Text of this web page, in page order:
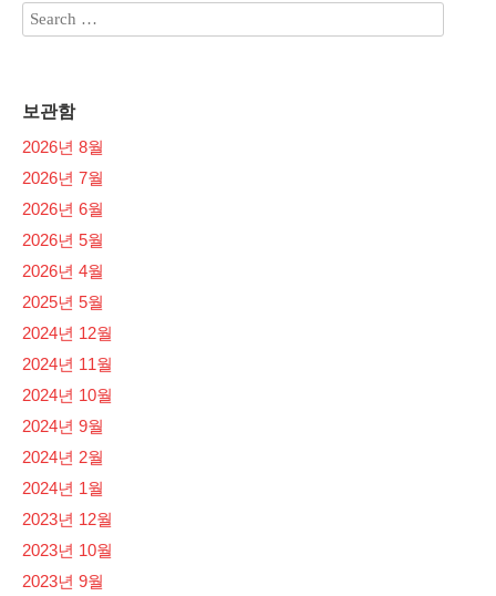
보관함
2026년 8월
2026년 7월
2026년 6월
2026년 5월
2026년 4월
2025년 5월
2024년 12월
2024년 11월
2024년 10월
2024년 9월
2024년 2월
2024년 1월
2023년 12월
2023년 10월
2023년 9월